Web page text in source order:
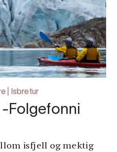
| Isbretur
-Folgefonni
isfjell og mektig